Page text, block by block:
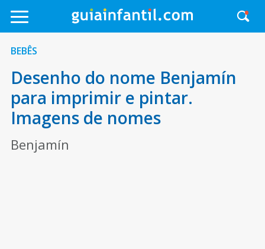
BEBÊS
Desenho do nome Benjamín
para imprimir e pintar.
Imagens de nomes
Benjamín